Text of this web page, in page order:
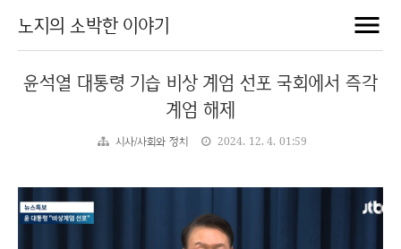
노지의 소박한 이야기
윤석열 대통령 기습 비상 계엄 선포 국회에서 즉각
계엄 해제
시사/사회와 정치 2024. 12. 4. 01:59